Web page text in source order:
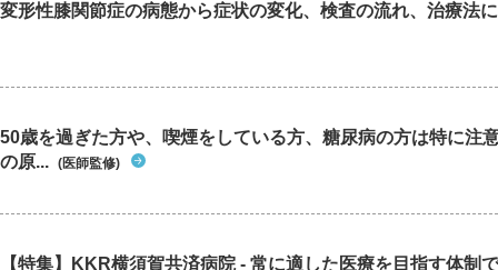
変形性膝関節症の病態から症状の変化、検査の流れ、治療法
50歳を過ぎた方や、喫煙をしている方、糖尿病の方は特に注
の原... (医師監修)
【特集】KKR横須賀共済病院 - 常に適した医療を目指す体制